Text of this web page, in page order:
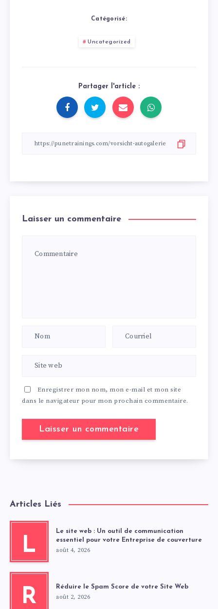
Catégorisé:
Uncategorized
Partager l'article :
Laisser un commentaire
Enregistrer mon nom, mon e-mail et mon site
dans le navigateur pour mon prochain commentaire.
Articles Liés
L
Le site web : Un outil de communication
essentiel pour votre Entreprise de couverture
août 4, 2026
R Réduire le Spam Score de votre Site Web
août 2, 2026